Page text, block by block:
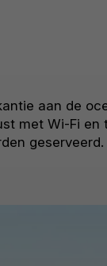
aan de
met Wi-Fi en
geserveerd.